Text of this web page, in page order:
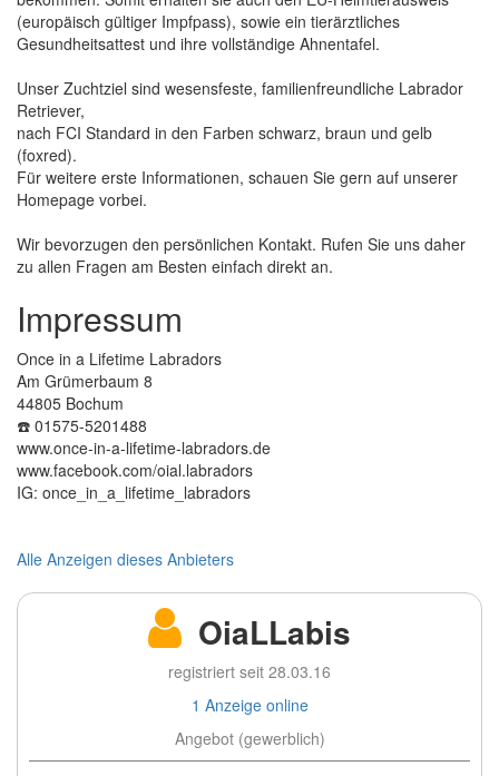
(europäisch gültiger Impfpass), sowie ein tierärztliches
Gesundheitsattest und ihre vollständige Ahnentafel.
Unser Zuchtziel sind wesensfeste, familienfreundliche Labrador
Retriever,
nach FCI Standard in den Farben schwarz, braun und gelb
(foxred).
Für weitere erste Informationen, schauen Sie gern auf unserer
Homepage vorbei.
Wir bevorzugen den persönlichen Kontakt. Rufen Sie uns daher
zu allen Fragen am Besten einfach direkt an.
Impressum
Once in a Lifetime Labradors
Am Grümerbaum 8
44805 Bochum
☎️ 01575-5201488
www.once-in-a-lifetime-labradors.de
www.facebook.com/oial.labradors
IG: once_in_a_lifetime_labradors
Alle Anzeigen dieses Anbieters
OiaLLabis
registriert seit 28.03.16
1 Anzeige online
Angebot (gewerblich)